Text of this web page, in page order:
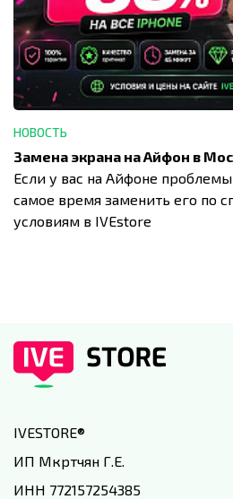
НОВОСТЬ
Замена экрана на Айфон в
Если у вас на Айфоне
самое время заменить его по
условиям в IVEstore
IVESTORE®
ИП Мкртчян Г.Е.
ИНН 772157254385